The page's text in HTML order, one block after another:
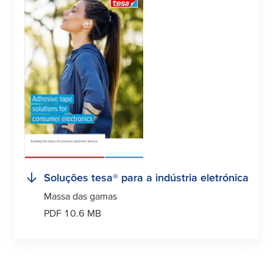
Soluções tesa® para a indústria eletrónica
Massa das gamas
PDF 10.6 MB